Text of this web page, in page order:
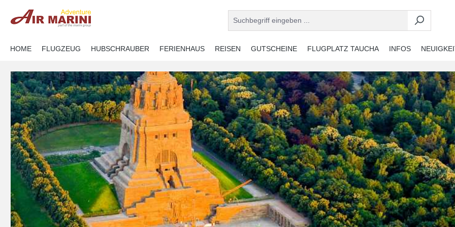
Zur Hauptnavigation springen
HOME FLUGZEUG HUBSCHRAUBER FERIENHAUS REISEN GUTSCHEINE FLUGPLATZ TAUCHA INFOS